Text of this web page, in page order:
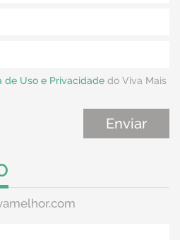
é de ser consolada e
duram a TPM, doutor, e em
Por exemplo, vamos falar em
dia 20, quando ela entrará
1 a 2 semanas antes da
sendo em média 28 dias
o entendimento
em 4 semanas:
hormônios sexuais começam a
de Uso e Privacidade do Viva Mais